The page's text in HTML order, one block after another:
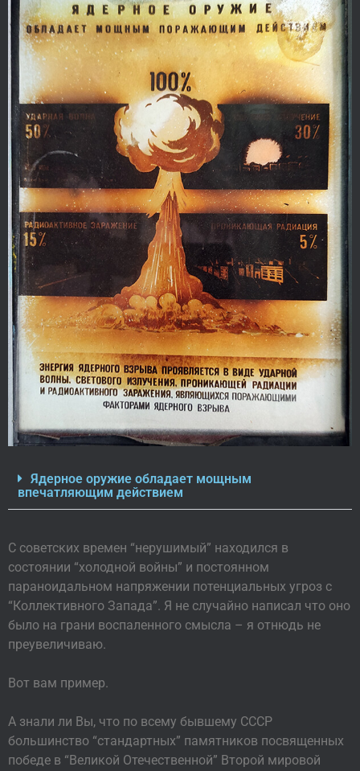
Ядерное оружие обладает мощным
впечатляющим действием
С советских времен “нерушимый” находился в
состоянии “холодной войны” и постоянном
параноидальном напряжении потенциальных угроз с
“Коллективного Запада”. Я не случайно написал что оно
было на грани воспаленного смысла – я отнюдь не
преувеличиваю.
Вот вам пример.
А знали ли Вы, что по всему бывшему СССР
большинство “стандартных” памятников посвященных
победе в “Великой Отечественной” Второй мировой